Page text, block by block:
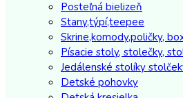
Posteľná bielizeň
Stany,týpí,teepee
Skrine,komody,poličky,
Písacie stoly, stolečky,
Jedálenské stolíky
Detské pohovky